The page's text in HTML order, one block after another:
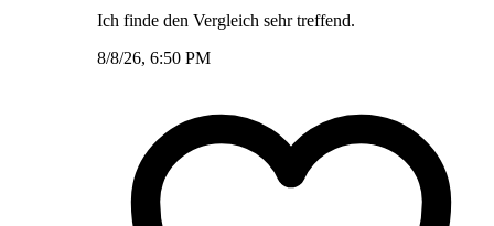
Ich finde den Vergleich sehr treffend.
8/8/26, 6:50 PM